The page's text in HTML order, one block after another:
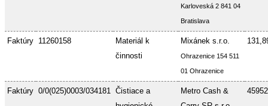
Karloveská 2 841 04
Bratislava
Faktúry 11260158
Materiál k
činnosti
Mixánek s.r.o.
Ohrazenice 154 511
01 Ohrazenice
Faktúry 0/0(025)0003/034181 Čistiace a
Metro Cash &